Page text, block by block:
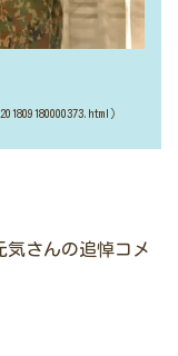
）
気さんの追悼コメ